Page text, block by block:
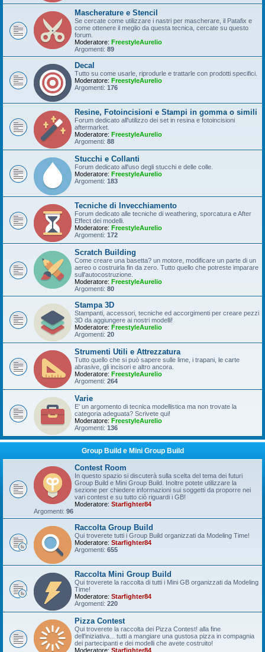
Mascherature e Stencil
Se cercate come utilizzare i nastri per mascherare, il Patafix e
come ottenere il meglio da questa tecnica, cercate su questo
forum.
Moderatore: FreestyleAurelio
Argomenti: 89
Decal
Tutto su come usarle, riprodurle e trattarle con prodotti specifici.
Moderatore: FreestyleAurelio
Argomenti: 176
Resine, Fotoincisioni e Stampi in gomma o simili
Forum dedicato all'utilizzo dei set in resina e fotoincisioni
aftermarket.
Moderatore: FreestyleAurelio
Argomenti: 88
Stucchi e Collanti
Forum dedicato all'uso degli stucchi e delle colle.
Moderatore: FreestyleAurelio
Argomenti: 183
Tecniche di Invecchiamento
Forum dedicato alle tecniche di weathering, sporcatura e After
Effect dei modelli.
Moderatore: FreestyleAurelio
Argomenti: 172
Scratch Building
Come creare una basetta? un motore, modificare un parte di un
aereo o costruirla fin da zero. Tutto quello che potreste imparare
sull'autocostruzione.
Moderatore: FreestyleAurelio
Argomenti: 80
Stampa 3D
Stampanti, accessori, tecniche ed accorgimenti per creare pezzi
3D da aggiungere ai nostri modelli!
Moderatore: FreestyleAurelio
Argomenti: 20
Strumenti Utili e Attrezzatura
Tutto quello che si può sapere sulle lime, i trapani, le carte
abrasive, gli incisori e altro ancora.
Moderatore: FreestyleAurelio
Argomenti: 264
Varie
E' un argomento di tecnica modellistica ma non trovate la
categoria adeguata? Scrivete qui!
Moderatore: FreestyleAurelio
Argomenti: 136
Group Build e Mini Group Build
Contest Room
In questo spazio si discuterà sulla scelta del tema dei futuri
Group Build e Mini Group Build. Inoltre potete utilizzare la
sezione per chiedere informazioni sui soggetti da proporre nei
vari contest e su tutto ciò riguardi i GB!
Moderatore: Starfighter84
Argomenti: 96
Raccolta Group Build
Qui troverete tutti i Group Build organizzati da Modeling Time!
Moderatore: Starfighter84
Argomenti: 655
Raccolta Mini Group Build
Qui troverete la raccolta di tutti i Mini GB organizzati da Modeling
Time!
Moderatore: Starfighter84
Argomenti: 220
Pizza Contest
Qui troverete la raccolta dei Pizza Contest! alla fine
dell'iniziativa... tutti a mangiare una gustosa pizza in compagnia
dei partecipanti e dei modelli che avete costruito!
Moderatore: Starfighter84